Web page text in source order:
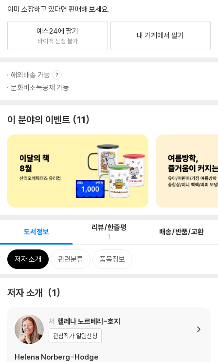
이미 소장하고 있다면 판매해 보세요.
예스24에 팔기
바이백 신청 불가
내 가게에서 팔기
해외배송 가능
문화비소득공제 가능
이 분야의 이벤트 11
도서정보 리뷰/한줄평
1 배송/반품/교환
저자 소개 관련분류 품목정보
저자 소개 1
저 헬레나 노르베리-호지
관심작가 알림신청
Helena Norberg-Hodge